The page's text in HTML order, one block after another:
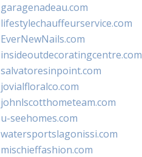
garagenadeau.com
lifestylechauffeurservice.com
EverNewNails.com
insideoutdecoratingcentre.com
salvatoresinpoint.com
jovialfloralco.com
johnlscotthometeam.com
u-seehomes.com
watersportslagonissi.com
mischieffashion.com